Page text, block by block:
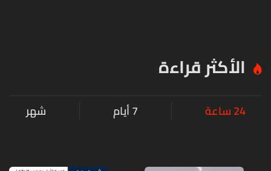
الأكثر قراءة
24 ساعة 7 أيام شهر